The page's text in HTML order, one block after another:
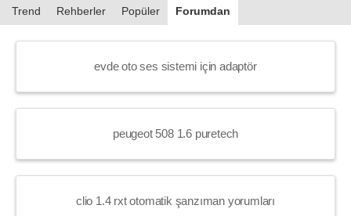
Trend Rehberler Popüler Forumdan
evde oto ses sistemi için adaptör
peugeot 508 1.6 puretech
clio 1.4 rxt otomatik şanzıman yorumları